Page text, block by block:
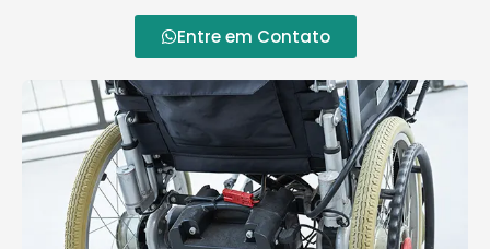
Entre em Contato